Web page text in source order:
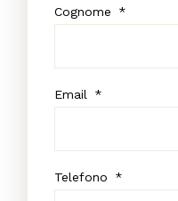
Cognome *
Email *
Telefono *